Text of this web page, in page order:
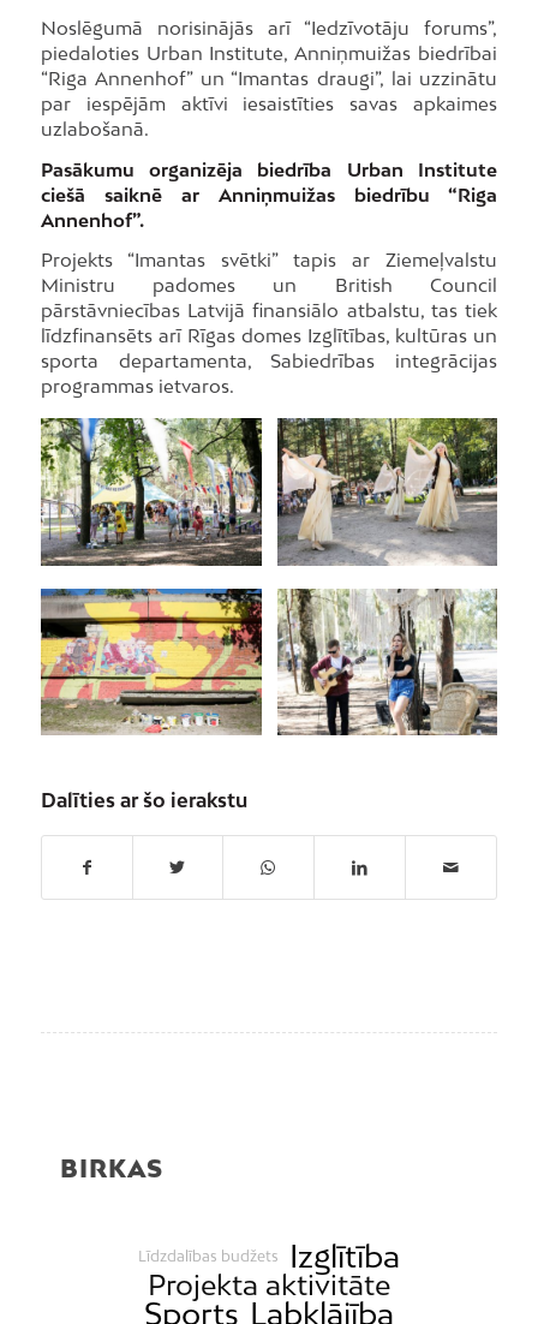
Noslēgumā norisinājās arī “Iedzīvotāju forums”,
piedaloties Urban Institute, Anniņmuižas biedrībai
“Riga Annenhof” un “Imantas draugi”, lai uzzinātu
par iespējām aktīvi iesaistīties savas apkaimes
uzlabošanā.
Pasākumu organizēja biedrība Urban Institute
ciešā saiknē ar Anniņmuižas biedrību “Riga
Annenhof”.
Projekts “Imantas svētki” tapis ar Ziemeļvalstu
Ministru padomes un British Council
pārstāvniecības Latvijā finansiālo atbalstu, tas tiek
līdzfinansēts arī Rīgas domes Izglītības, kultūras un
sporta departamenta, Sabiedrības integrācijas
programmas ietvaros.
Dalīties ar šo ierakstu
BIRKAS
Līdzdalības budžets Izglītība
Projekta aktivitāte
Sports Labklājība